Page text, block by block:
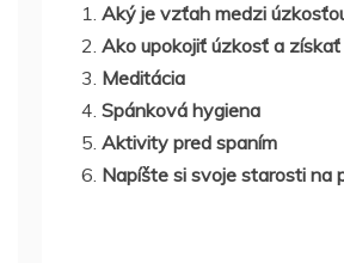
Aký je vzťah medzi
Ako upokojiť úzkosť a
Meditácia
Spánková hygiena
Aktivity pred spaním
Napíšte si svoje starosti na